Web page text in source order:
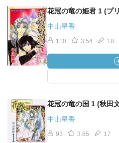
花冠の竜の姫君 1 (プ
中山星香
110 3.54 18
花冠の竜の国 1 (秋田
中山星香
93 3.85 17